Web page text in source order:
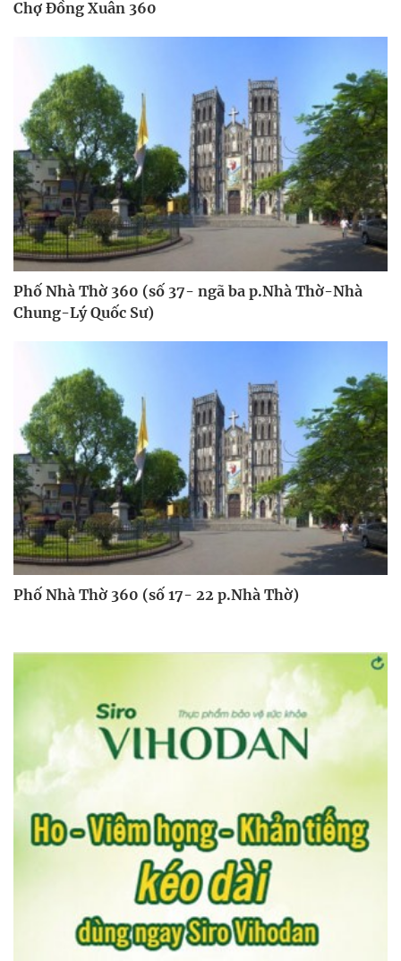
Chợ Đồng Xuân 360
Phố Nhà Thờ 360 (số 37- ngã ba p.Nhà Thờ-Nhà
Chung-Lý Quốc Sư)
Phố Nhà Thờ 360 (số 17- 22 p.Nhà Thờ)